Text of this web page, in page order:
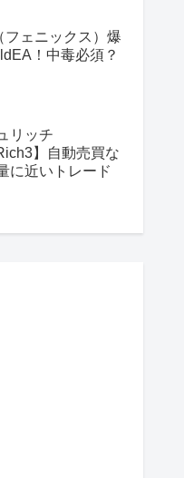
フェニックス）爆
！中毒必須？
リッチ
】自動売買な
に近いトレード